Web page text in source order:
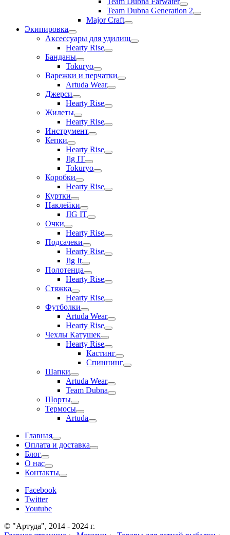
Team Dubna Generation 2
Major Craft
Экипировка
Аксессуары для удилищ
Hearty Rise
Банданы
Tokuryo
Варежки и перчатки
Artuda Wear
Джерси
Hearty Rise
Жилеты
Hearty Rise
Инструмент
Кепки
Hearty Rise
Jig IT
Tokuryo
Коробки
Hearty Rise
Куртки
Наклейки
JIG IT
Очки
Hearty Rise
Подсачеки
Hearty Rise
Jig It
Полотенца
Hearty Rise
Стяжка
Hearty Rise
Футболки
Artuda Wear
Hearty Rise
Чехлы Катушек
Hearty Rise
Кастинг
Спиннинг
Шапки
Artuda Wear
Team Dubna
Шорты
Термосы
Artuda
Главная
Оплата и доставка
Блог
О нас
Контакты
Facebook
Twitter
Youtube
© "Артуда", 2014 - 2024 г.